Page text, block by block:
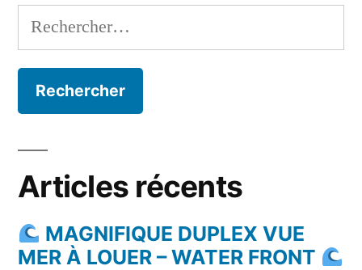
Rechercher :
Articles récents
MAGNIFIQUE DUPLEX VUE
MER À LOUER – WATER FRONT